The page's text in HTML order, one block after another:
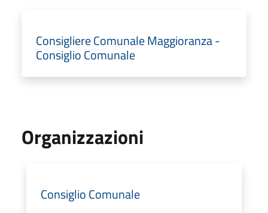
Consigliere Comunale Maggioranza -
Consiglio Comunale
Organizzazioni
Consiglio Comunale